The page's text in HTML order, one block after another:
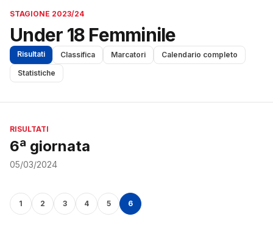
STAGIONE 2023/24
Under 18 Femminile
Risultati Classifica Marcatori
Calendario completo
Statistiche
RISULTATI
6ª giornata
05/03/2024
1 2 3 4 5 6